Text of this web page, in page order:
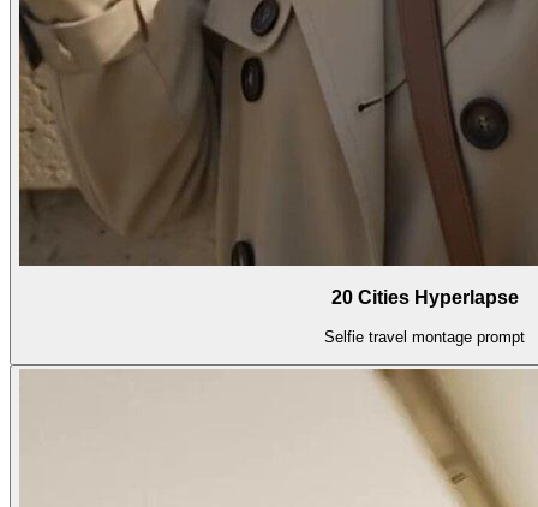
20 Cities Hyperlapse
Selfie travel montage prompt